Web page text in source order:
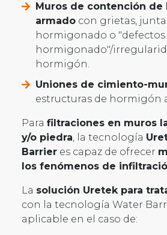
Muros de contención de
armado con grietas,
hormigonado o "defectos
hormigonado"/
hormigón.
Uniones de cimiento-
estructuras de hormigón
Para filtraciones en muros
y/o piedra, la tecnología
Barrier es capaz de ofrecer
los fenómenos de
La solución Uretek para
con la tecnología Water
aplicable en el caso de: